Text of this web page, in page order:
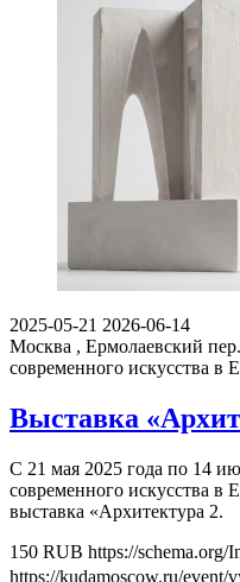
2025-05-21 2026-06-14
Москва , Ермолаевский
современного искусства в
Выставка
С 21 мая 2025 года по 14
современного искусства в
выставка «Архитектура 2.
150 RUB https://schema.org/
https://kudamoscow.ru/event/